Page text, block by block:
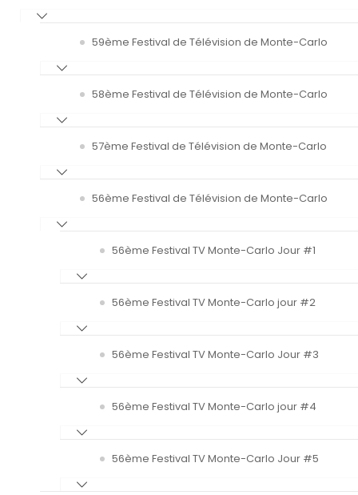
59ème Festival de Télévision de Monte-Carlo
58ème Festival de Télévision de Monte-Carlo
57ème Festival de Télévision de Monte-Carlo
56ème Festival de Télévision de Monte-Carlo
56ème Festival TV Monte-Carlo Jour #1
56ème Festival TV Monte-Carlo jour #2
56ème Festival TV Monte-Carlo Jour #3
56ème Festival TV Monte-Carlo jour #4
56ème Festival TV Monte-Carlo Jour #5